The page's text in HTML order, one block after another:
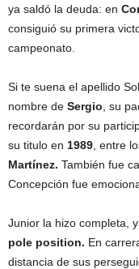
ya saldó la deuda: en
consiguió su primera
campeonato.
Si te suena el apellido
nombre de Sergio , su
recordarán por su
su titulo en 1989 , entre
Martínez. También fue
Concepción fue
Junior la hizo completa,
pole position. En
distancia de sus